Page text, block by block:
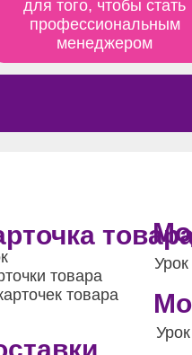
для того, чтобы стать
профессиональным
менеджером
товара
товара